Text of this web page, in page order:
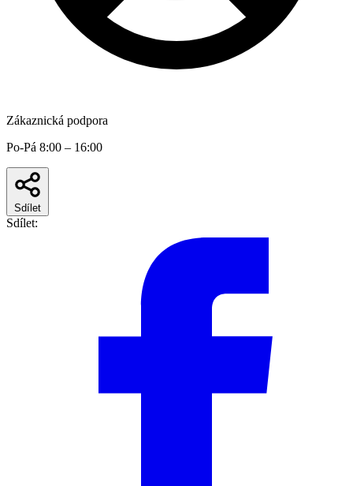
Zákaznická podpora
Po-Pá 8:00 – 16:00
Sdílet
Sdílet: